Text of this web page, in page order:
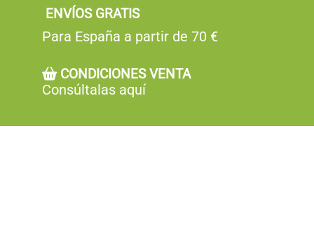
ENVÍOS GRATIS
Para España a partir de 70 €
CONDICIONES VENTA
Consúltalas aquí